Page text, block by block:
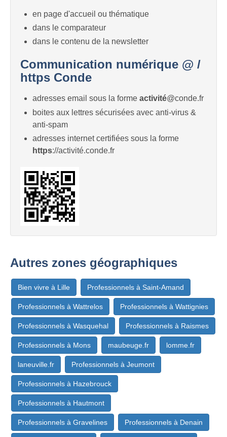
en page d'accueil ou thématique
dans le comparateur
dans le contenu de la newsletter
Communication numérique @ /
https Conde
adresses email sous la forme activité@conde.fr
boites aux lettres sécurisées avec anti-virus &
anti-spam
adresses internet certifiées sous la forme
https://activité.conde.fr
Autres zones géographiques
Bien vivre à Lille Professionnels à Saint-Amand
Professionnels à Wattrelos Professionnels à Wattignies
Professionnels à Wasquehal Professionnels à Raismes
Professionnels à Mons maubeuge.fr lomme.fr
laneuville.fr Professionnels à Jeumont
Professionnels à Hazebrouck
Professionnels à Hautmont
Professionnels à Gravelines Professionnels à Denain